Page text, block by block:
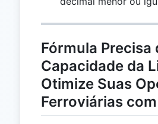
Fórmula Precisa
Capacidade da
Otimize Suas
Ferroviárias